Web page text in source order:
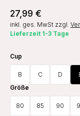
27,99 €
inkl. ges. MwSt zzgl.
Lieferzeit 1-3 Tage
Cup
B C D
Größe
80 85 90